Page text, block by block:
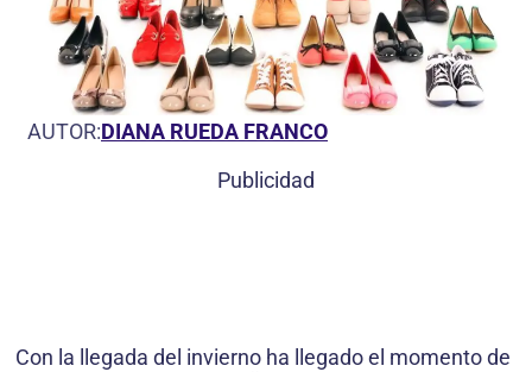
AUTOR:DIANA RUEDA FRANCO
Publicidad
Con la llegada del invierno ha llegado el momento de